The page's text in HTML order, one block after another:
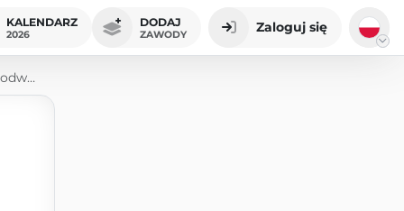
KALENDARZ
2026
DODAJ
ZAWODY Zaloguj się